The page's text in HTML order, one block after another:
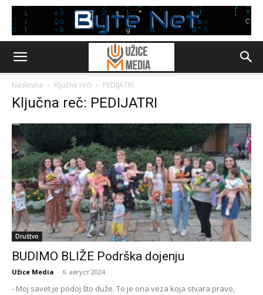
Naslovna Ključne reči PEDIJATRI
Ključna reč: PEDIJATRI
Društvo
BUDIMO BLIŽE Podrška dojenju
Užice Media - 6. август 2024.
- Moj savet je podoj što duže. To je ona veza koja stvara pravo,